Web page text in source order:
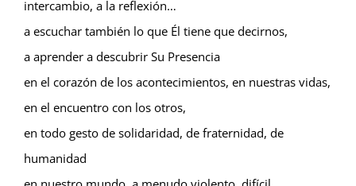
intercambio, a la reflexión…
a escuchar también lo que Él tiene que decirnos,
a aprender a descubrir Su Presencia
en el corazón de los acontecimientos, en nuestras vidas,
en el encuentro con los otros,
en todo gesto de solidaridad, de fraternidad, de
humanidad